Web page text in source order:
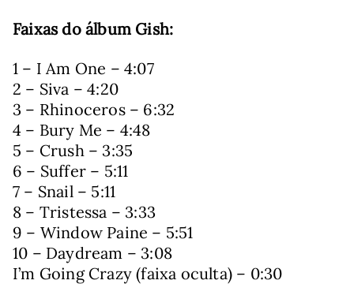
Faixas do álbum Gish:
1 – I Am One – 4:07
2 – Siva – 4:20
3 – Rhinoceros – 6:32
4 – Bury Me – 4:48
5 – Crush – 3:35
6 – Suffer – 5:11
7 – Snail – 5:11
8 – Tristessa – 3:33
9 – Window Paine – 5:51
10 – Daydream – 3:08
I’m Going Crazy (faixa oculta) – 0:30